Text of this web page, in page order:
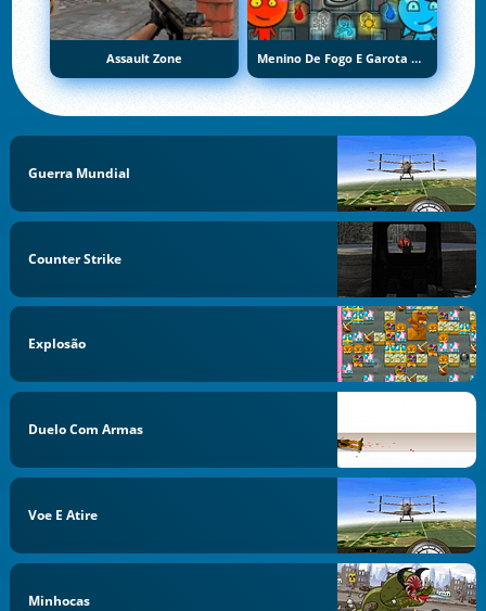
Assault Zone Menino De Fogo E Garota De Água 5: Elementos
Guerra Mundial
Counter Strike
Explosão
Duelo Com Armas
Voe E Atire
Minhocas